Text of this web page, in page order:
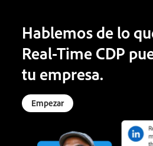
Hablemos de lo
Real-Time CDP
tu empresa.
Empezar